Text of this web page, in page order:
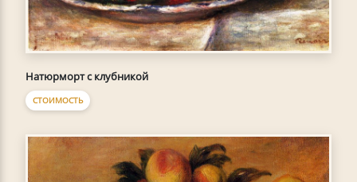
Натюрморт с клубникой
СТОИМОСТЬ